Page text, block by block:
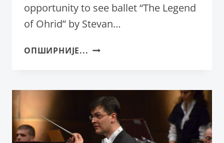
opportunity to see ballet “The Legend
of Ohrid” by Stevan…
ОПШИРНИЈЕ... АLЕKSАNDАR
THE
SERBIAN
NATIONAL
THEATRE